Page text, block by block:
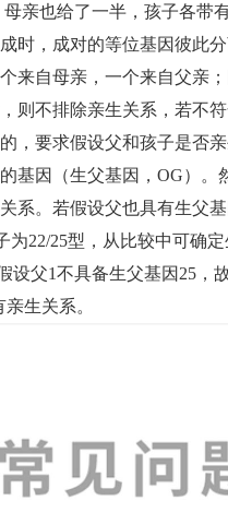
亲也给了一半，孩子各带
时，成对的等位基因彼此
来自母亲，一个来自父亲
则不排除亲生关系，若不
，要求假设父和孩子是否
基因（生父基因，OG）。
系。若假设父也具有生父
为22/25型，从比较中可确
设父1不具备生父基因25
生关系。